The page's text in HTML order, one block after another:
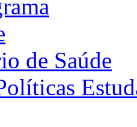
de Saúde